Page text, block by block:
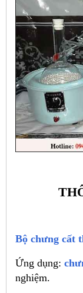
Bộ chưng cất
Ứng dụng:
nghiệm.